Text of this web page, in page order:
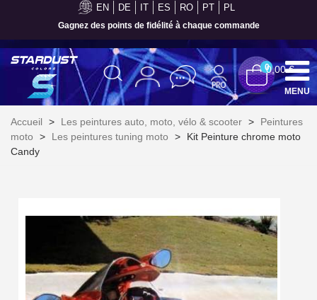
EN DE IT ES RO PT PL
Gagnez des points de fidélité à chaque commande
Livraison offerte en France métropolitaine pour 250€ d'achats
Paiement en 4x sans frais dès 30€ d'achats
Votre devis en ligne en moins d'1 minute
00,00 €
MENU
Accueil > Les peintures auto, moto, vélo & scooter >
Peintures
moto
> Les peintures tuning moto >
Kit Peinture chrome moto
Candy